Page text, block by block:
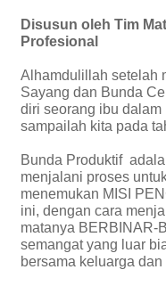
Disusun oleh Tim
Profesional
Alhamdulillah setelah
Sayang dan Bunda
diri seorang ibu
sampailah kita pada
Bunda Produktif
menjalani proses
menemukan MISI
ini, dengan cara
matanya BERBINAR-
semangat yang luar
bersama keluarga